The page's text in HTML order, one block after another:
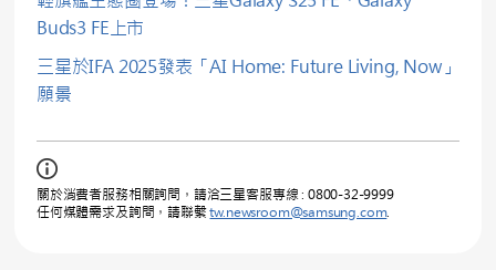
Buds3 FE上市
三星於IFA 2025發表「AI Home: Future Living, Now」
願景
關於消費者服務相關詢問，請洽三星客服專線 : 0800-32-9999
任何媒體需求及詢問，請聯繫tw.newsroom@samsung.com.